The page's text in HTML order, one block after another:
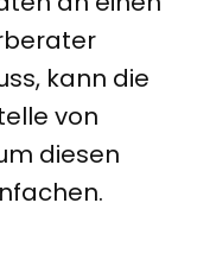
kann die
von
diesen